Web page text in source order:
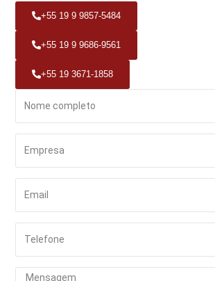
+55 19 9 9857-5484
+55 19 9 9686-9561
+55 19 3671-1858